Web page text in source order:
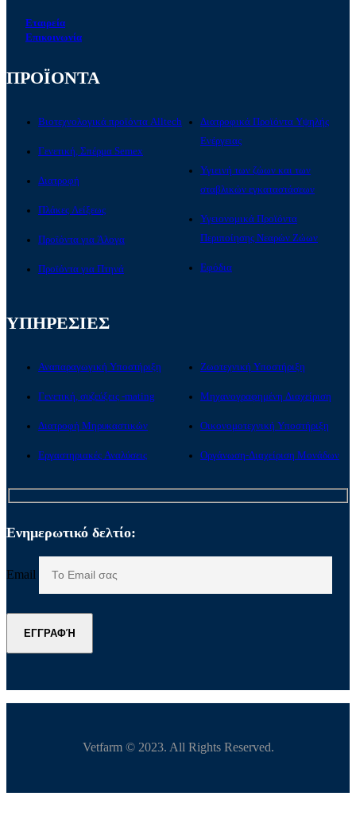
Εταιρεία
Επικοινωνία
ΠΡΟΪΟΝΤΑ
Βιοτεχνολογικά προϊόντα Alltech
Γενετική, Σπέρμα Semex
Διατροφή
Πλάκες Λείξεως
Προϊόντα για Άλογα
Προϊόντα για Πτηνά
Διατροφικά Προϊόντα Υψηλής
Ενέργειας
Υγιεινή των ζώων και των
σταβλικών εγκαταστάσεων
Υγειονομικά Προϊόντα
Περιποίησης Νεαρών Ζώων
Εφόδια
ΥΠΗΡΕΣΙΕΣ
Αναπαραγωγική Υποστήριξη
Γενετική, συζεύξεις -mating
Διατροφή Μηρυκαστικών
Εργαστηριακές Αναλύσεις
Ζωοτεχνική Υποστήριξη
Μηχανογραφημένη Διαχείριση
Οικονομοτεχνική Υποστήριξη
Οργάνωση-Διαχείριση Μονάδων
Ενημερωτικό δελτίο:
Email
ΕΓΓΡΑΦΉ
Vetfarm © 2023. All Rights Reserved.